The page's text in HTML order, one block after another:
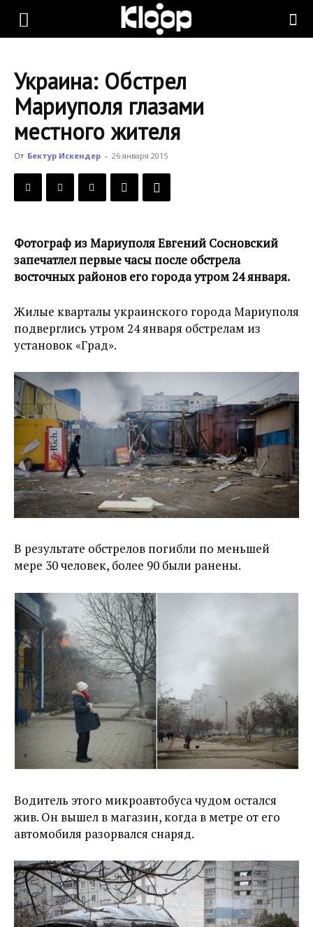
KLOOP.KG
Новости
Кыргызстана
Украина: Обстрел
Мариуполя глазами
местного жителя
От Бектур Искендер - 26 января 2015
Фотограф из Мариуполя Евгений Сосновский
запечатлел первые часы после обстрела
восточных районов его города утром 24 января.
Жилые кварталы украинского города Мариуполя
подверглись утром 24 января обстрелам из
установок «Град».
В результате обстрелов погибли по меньшей
мере 30 человек, более 90 были ранены.
Водитель этого микроавтобуса чудом остался
жив. Он вышел в магазин, когда в метре от его
автомобиля разорвался снаряд.